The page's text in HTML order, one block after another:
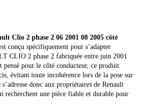
Clio 2 phase 2 06 2001 08 2005 côté
conçu spécifiquement pour s’adapter
CLIO 2 phase 2 fabriquée entre juin 2001
pensé pour le côté conducteur, ce produit
évitant toute incohérence lors de la pose sur
donc aux propriétaires de Renault
recherchent une pièce fiable et durable pour